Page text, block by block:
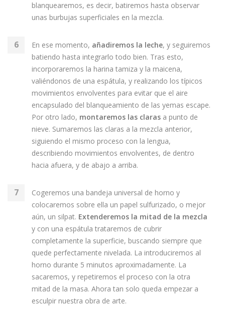
blanquearemos, es decir, batiremos hasta observar
unas burbujas superficiales en la mezcla.
En ese momento, añadiremos la leche, y seguiremos
batiendo hasta integrarlo todo bien. Tras esto,
incorporaremos la harina tamiza y la maicena,
valiéndonos de una espátula, y realizando los típicos
movimientos envolventes para evitar que el aire
encapsulado del blanqueamiento de las yemas escape.
Por otro lado, montaremos las claras a punto de
nieve. Sumaremos las claras a la mezcla anterior,
siguiendo el mismo proceso con la lengua,
describiendo movimientos envolventes, de dentro
hacia afuera, y de abajo a arriba.
Cogeremos una bandeja universal de horno y
colocaremos sobre ella un papel sulfurizado, o mejor
aún, un silpat. Extenderemos la mitad de la mezcla
y con una espátula trataremos de cubrir
completamente la superficie, buscando siempre que
quede perfectamente nivelada. La introduciremos al
horno durante 5 minutos aproximadamente. La
sacaremos, y repetiremos el proceso con la otra
mitad de la masa. Ahora tan solo queda empezar a
esculpir nuestra obra de arte.